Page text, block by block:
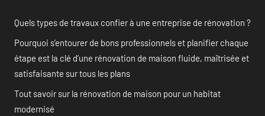
Quels types de travaux confier à une entreprise de rénovation ?
Pourquoi s’entourer de bons professionnels et planifier chaque
étape est la clé d’une rénovation de maison fluide, maîtrisée et
satisfaisante sur tous les plans
Tout savoir sur la rénovation de maison pour un habitat
modernisé